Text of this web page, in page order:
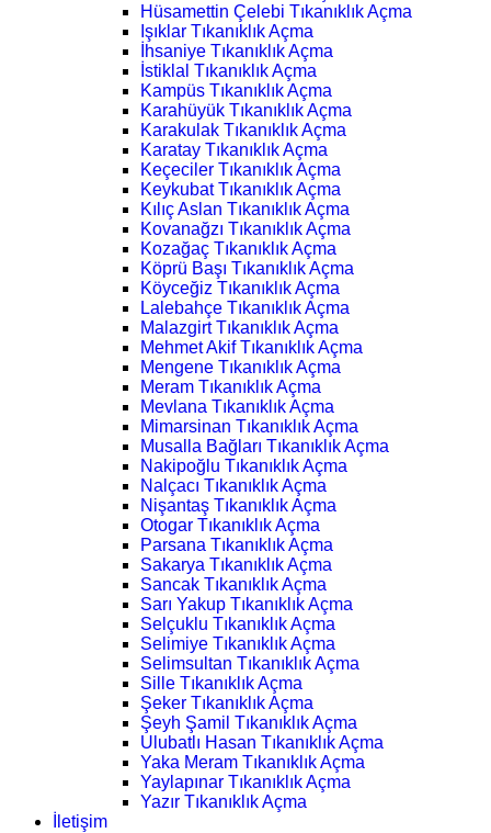
Hüsamettin Çelebi Tıkanıklık Açma
Işıklar Tıkanıklık Açma
İhsaniye Tıkanıklık Açma
İstiklal Tıkanıklık Açma
Kampüs Tıkanıklık Açma
Karahüyük Tıkanıklık Açma
Karakulak Tıkanıklık Açma
Karatay Tıkanıklık Açma
Keçeciler Tıkanıklık Açma
Keykubat Tıkanıklık Açma
Kılıç Aslan Tıkanıklık Açma
Kovanağzı Tıkanıklık Açma
Kozağaç Tıkanıklık Açma
Köprü Başı Tıkanıklık Açma
Köyceğiz Tıkanıklık Açma
Lalebahçe Tıkanıklık Açma
Malazgirt Tıkanıklık Açma
Mehmet Akif Tıkanıklık Açma
Mengene Tıkanıklık Açma
Meram Tıkanıklık Açma
Mevlana Tıkanıklık Açma
Mimarsinan Tıkanıklık Açma
Musalla Bağları Tıkanıklık Açma
Nakipoğlu Tıkanıklık Açma
Nalçacı Tıkanıklık Açma
Nişantaş Tıkanıklık Açma
Otogar Tıkanıklık Açma
Parsana Tıkanıklık Açma
Sakarya Tıkanıklık Açma
Sancak Tıkanıklık Açma
Sarı Yakup Tıkanıklık Açma
Selçuklu Tıkanıklık Açma
Selimiye Tıkanıklık Açma
Selimsultan Tıkanıklık Açma
Sille Tıkanıklık Açma
Şeker Tıkanıklık Açma
Şeyh Şamil Tıkanıklık Açma
Ulubatlı Hasan Tıkanıklık Açma
Yaka Meram Tıkanıklık Açma
Yaylapınar Tıkanıklık Açma
Yazır Tıkanıklık Açma
İletişim